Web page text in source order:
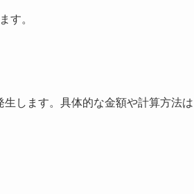
す。
します。具体的な金額や計算方法は